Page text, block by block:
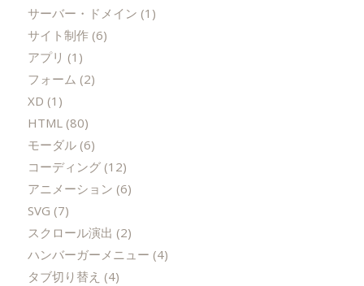
サーバー・ドメイン (1)
サイト制作(6)
アプリ (1)
フォーム (2)
XD (1)
HTML (80)
モーダル(6)
コーディング(12)
アニメーション (6)
SVG (7)
スクロール演出 (2)
ハンバーガーメニュー (4)
タブ切り替え (4)